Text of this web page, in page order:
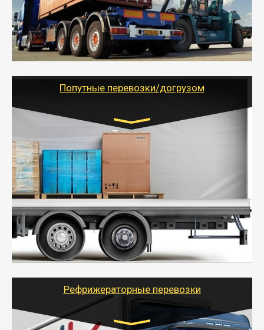
- Доставка фурой до 20 т возможна для больших
объемов грузов, упакованных в коробки, мешки,
паллеты и россыпью в самые отдаленные места
России с гарантией полной сохранности.
- Тайгер Логистик предоставляет услуги по
грузоперевозкам для физических и юридических лиц
Попутные перевозки/догрузом
Транспорт:
Газель (1,5 и 3 тонны), Бычок, Еврофура от 5 до
10 тонн
от 5000 руб. Возможен догруз
- Экономный способ доставить вещи от 200 кг в
другой город - догрузом или попутно. Попутные
грузоперевозки для физлиц, ИП и юрлиц обходятся
дешевле.
- Тайгер Логистик организует доставку
крупногабаритных и личных вещей по нужному
для погрузочно-разгрузочных работ при перевозке.
Рефрижераторные перевозки